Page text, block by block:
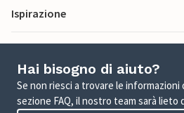
Ispirazione
Hai bisogno di aiuto?
Se non riesci a trovare le informazioni
sezione FAQ, il nostro team sarà lieto